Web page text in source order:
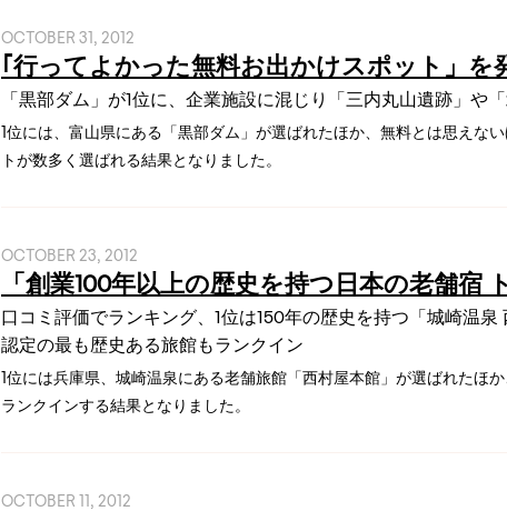
OCTOBER 31, 2012
｢行ってよかった無料お出かけスポット」を
「黒部ダム」が1位に、企業施設に混じり「三内丸山遺跡」や
1位には、富山県にある「黒部ダム」が選ばれたほか、無料とは思えな
トが数多く選ばれる結果となりました。
OCTOBER 23, 2012
「創業100年以上の歴史を持つ日本の老舗宿
口コミ評価でランキング、1位は150年の歴史を持つ「城崎温
認定の最も歴史ある旅館もランクイン
1位には兵庫県、城崎温泉にある老舗旅館「西村屋本館」が選ばれたほ
ランクインする結果となりました。
OCTOBER 11, 2012